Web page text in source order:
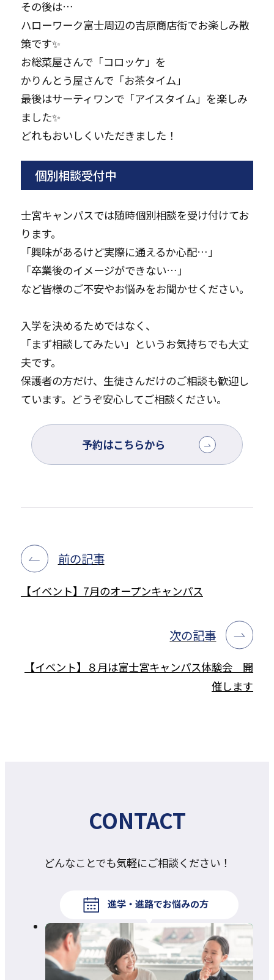
その後は…
ハローワーク富士周辺の吉原商店街でお楽しみ散
策です✨
お総菜屋さんで「コロッケ」を
かりんとう屋さんで「お茶タイム」
最後はサーティワンで「アイスタイム」を楽しみ
ました✨
どれもおいしくいただきました！
個別相談受付中
士宮キャンパスでは随時個別相談を受け付けてお
ります。
「興味があるけど実際に通えるか心配…」
「卒業後のイメージができない…」
など皆様のご不安やお悩みをお聞かせください。
入学を決めるためではなく、
「まず相談してみたい」というお気持ちでも大丈
夫です。
保護者の方だけ、生徒さんだけのご相談も歓迎し
ています。どうぞ安心してご相談ください。
予約はこちらから
前の記事
【イベント】7月のオープンキャンパス
次の記事
【イベント】８月は富士宮キャンパス体験会 開
催します
CONTACT
どんなことでも気軽にご相談ください！
進学・進路でお悩みの方